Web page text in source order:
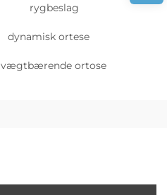
rygbeslag
dynamisk ortese
vægtbærende ortose